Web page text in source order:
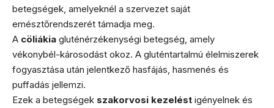
betegségek, amelyeknél a szervezet saját
emésztőrendszerét támadja meg.
A cöliákia gluténérzékenységi betegség, amely
vékonybél-károsodást okoz. A gluténtartalmú élelmiszerek
fogyasztása után jelentkező hasfájás, hasmenés és
puffadás jellemzi.
Ezek a betegségek szakorvosi kezelést igényelnek és